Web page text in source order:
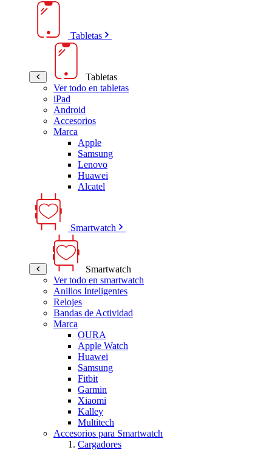
Tabletas
Tabletas
Ver todo en tabletas
iPad
Android
Accesorios
Marca
Apple
Samsung
Lenovo
Huawei
Alcatel
Smartwatch
Smartwatch
Ver todo en smartwatch
Anillos Inteligentes
Relojes
Bandas de Actividad
Marca
OURA
Apple Watch
Huawei
Samsung
Fitbit
Garmin
Xiaomi
Kalley
Multitech
Accesorios para Smartwatch
Cargadores